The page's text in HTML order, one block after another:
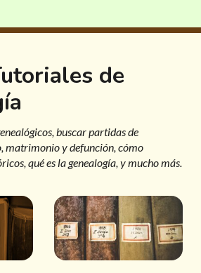
de
buscar partidas de
matrimonio y defunción, cómo
qué es la genealogía, y mucho más.